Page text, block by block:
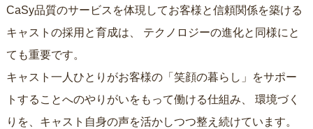
CaSy品質のサービスを体現してお客様と信頼関係を築ける
キャストの採用と育成は、
ても重要です。
キャスト一人ひとりがお客様の「笑顔の暮らし」をサポー
トすることへのやりがいをもって働ける仕組み、
りを、キャスト自身の声を活かしつつ整え続けています。